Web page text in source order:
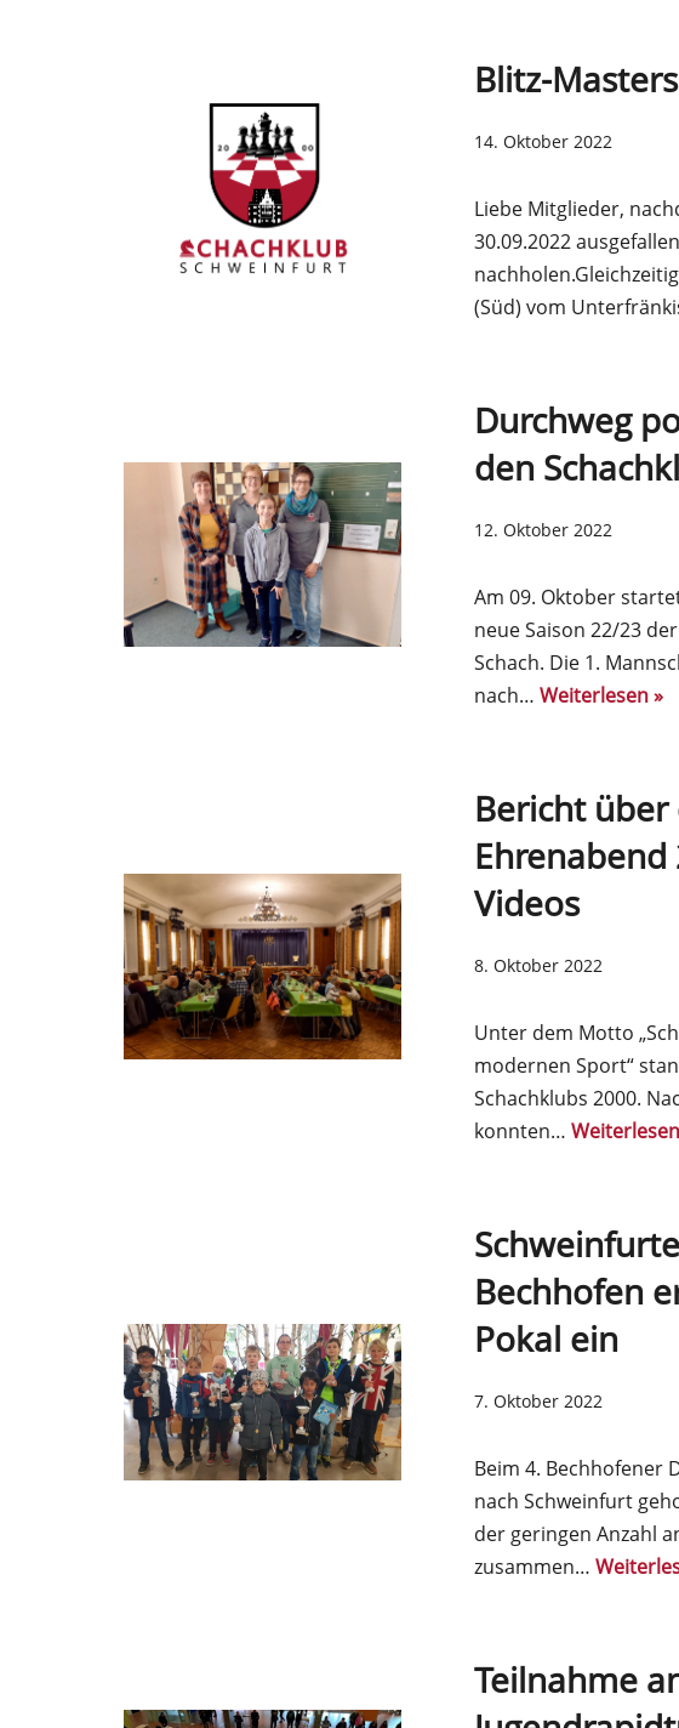
Blitz-
14. Oktober 2022
Liebe Mitglieder,
30.09.2022
(Süd) vom
Durchweg
den
12. Oktober 2022
Am 09. Oktober
neue Saison 22/23
Schach. Die 1.
nach…Weiterlesen »
Bericht
Videos
8. Oktober 2022
Unter dem Motto
modernen Sport“
Schachklubs 2000.
konnten…
Bechhofen
Pokal ein
7. Oktober 2022
Beim 4. Bechhofener
nach Schweinfurt
der geringen Anzahl
zusammen…
Teilnahme